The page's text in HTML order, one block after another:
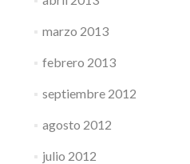
marzo 2013
febrero 2013
septiembre 2012
agosto 2012
julio 2012